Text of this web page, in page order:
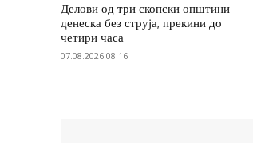
Делови од три скопски општини
денеска без струја, прекини до
четири часа
07.08.2026 08:16